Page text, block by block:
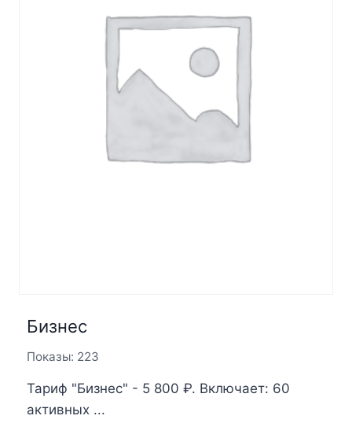
Бизнес
Показы: 223
Тариф "Бизнес" - 5 800 ₽. Включает: 60
активных ...